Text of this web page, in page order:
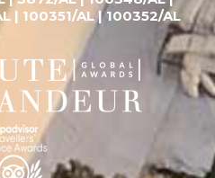
| 100351/AL | 100352/AL